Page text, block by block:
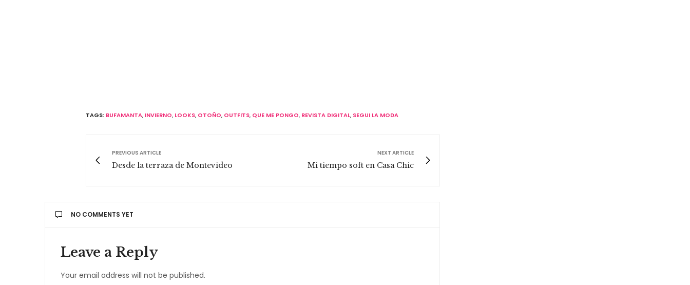
TAGS: BUFAMANTA, INVIERNO, LOOKS, OTOÑO, OUTFITS, QUE ME PONGO, REVISTA DIGITAL, SEGUI LA MODA
PREVIOUS ARTICLE
Desde la terraza de Montevideo
NEXT ARTICLE
Mi tiempo soft en Casa Chic
NO COMMENTS YET
Leave a Reply
Your email address will not be published.